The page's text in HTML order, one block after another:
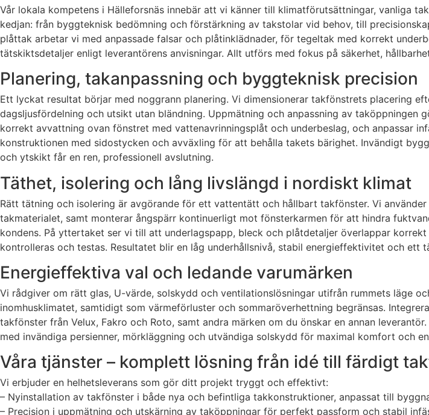
Vår lokala kompetens i Hälleforsnäs innebär att vi känner till klimatförutsättningar, vanliga
kedjan: från byggteknisk bedömning och förstärkning av takstolar vid behov, till
plåttak arbetar vi med anpassade falsar och plåtinklädnader, för tegeltak med korrekt
tätskiktsdetaljer enligt leverantörens anvisningar. Allt utförs med fokus på säkerhet,
Planering, takanpassning och byggteknisk precision
Ett lyckat resultat börjar med noggrann planering. Vi dimensionerar takfönstrets placering
dagsljusfördelning och utsikt utan bländning. Uppmätning och anpassning av
korrekt avvattning ovan fönstret med vattenavrinningsplåt och underbeslag, och anpassar
konstruktionen med sidostycken och avväxling för att behålla takets bärighet. Invändigt
och ytskikt får en ren, professionell avslutning.
Täthet, isolering och lång livslängd i nordiskt klimat
Rätt tätning och isolering är avgörande för ett vattentätt och hållbart takfönster. Vi
takmaterialet, samt monterar ångspärr kontinuerligt mot fönsterkarmen för att hindra
kondens. På yttertaket ser vi till att underlagspapp, bleck och plåtdetaljer överlappar
kontrolleras och testas. Resultatet blir en låg underhållsnivå, stabil energieffektivitet och
Energieffektiva val och ledande varumärken
Vi rådgiver om rätt glas, U-värde, solskydd och ventilationslösningar utifrån rummets läge
inomhusklimatet, samtidigt som värmeförluster och sommaröverhettning begränsas.
takfönster från Velux, Fakro och Roto, samt andra märken om du önskar en annan
med invändiga persienner, mörkläggning och utvändiga solskydd för maximal komfort och
Våra tjänster – komplett lösning från idé till färdigt
Vi erbjuder en helhetsleverans som gör ditt projekt tryggt och effektivt:
– Nyinstallation av takfönster i både nya och befintliga takkonstruktioner, anpassat till
– Precision i uppmätning och utskärning av taköppningar för perfekt passform och stabil